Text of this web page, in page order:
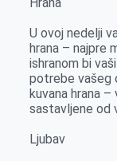
Hrana
U ovoj nedelji
hrana – najpre
ishranom bi
potrebe vašeg
kuvana hrana
sastavljene od
Ljubav